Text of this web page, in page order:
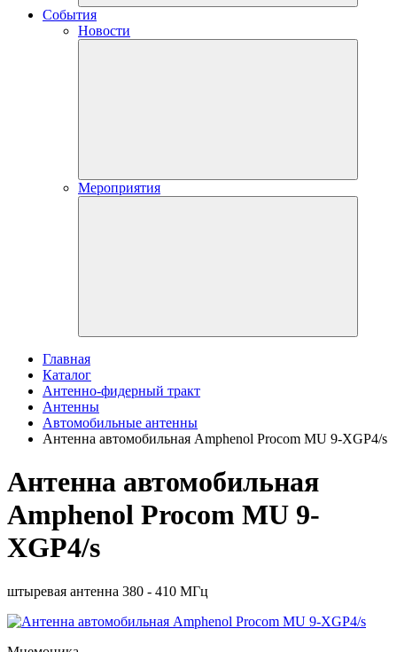
События
Новости
Мероприятия
Главная
Каталог
Антенно-фидерный тракт
Антенны
Автомобильные антенны
Антенна автомобильная Amphenol Procom MU 9-XGP4/s
Антенна автомобильная
Amphenol Procom MU 9-
XGP4/s
штыревая антенна 380 - 410 МГц